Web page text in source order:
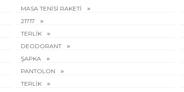
MASA TENİSİ RAKETİ
21717
TERLİK
DEODORANT
ŞAPKA
PANTOLON
TERLİK